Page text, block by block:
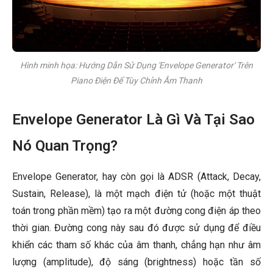
Hình minh họa: Hướng Dẫn Sử Dụng 'Envelope Generator' Trên
Piano Điện Để Tùy Chỉnh Âm Thanh
Envelope Generator Là Gì Và Tại Sao
Nó Quan Trọng?
Envelope Generator, hay còn gọi là ADSR (Attack, Decay,
Sustain, Release), là một mạch điện tử (hoặc một thuật
toán trong phần mềm) tạo ra một đường cong điện áp theo
thời gian. Đường cong này sau đó được sử dụng để điều
khiển các tham số khác của âm thanh, chẳng hạn như âm
lượng (amplitude), độ sáng (brightness) hoặc tần số